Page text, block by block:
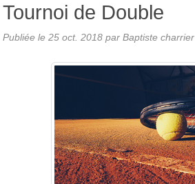
Tournoi de Double
Publiée le 25 oct. 2018 par Baptiste charrier